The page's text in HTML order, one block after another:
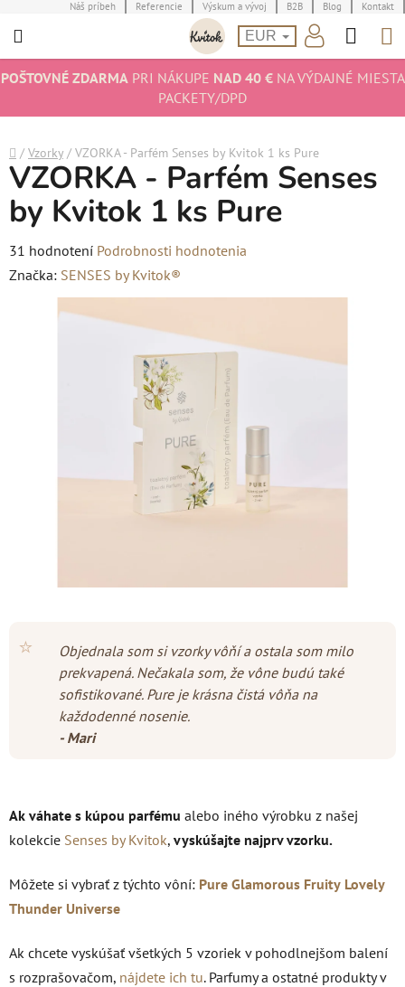
na
Náš príbeh Referencie Výskum a vývoj B2B Blog Kontakt
EUR
POŠTOVNÉ ZDARMAPRI NÁKUPE NAD 40 €NA VÝDAJNÉ MIESTA
PACKETY/DPD
Domov
/ Vzorky / VZORKA - Parfém Senses by Kvitok 1 ks Pure
⭐
Objednala som si vzorky vôňí a ostala som milo
prekvapená. Nečakala som, že vône budú také
sofistikované. Pure je krásna čistá vôňa na
každodenné nosenie.
- Mari
Ak váhate s kúpou parfému alebo iného výrobku z našej
kolekcie Senses by Kvitok, vyskúšajte najprv vzorku.
Môžete si vybrať z týchto vôní: Pure Glamorous Fruity Lovely
Thunder Universe
Ak chcete vyskúšať všetkých 5 vzoriek v pohodlnejšom balení
s rozprašovačom, nájdete ich tu. Parfumy a ostatné produkty v
VZORKA - Parfém Senses
by Kvitok 1 ks Pure
Priemerné
hodnotenie
produktu
31 hodnotení Podrobnosti hodnotenia
Značka: SENSES by Kvitok®